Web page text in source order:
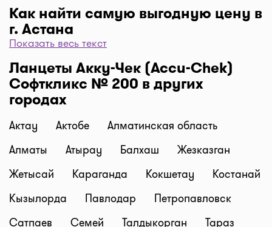
Как найти самую выгодную цену в
г. Астана
Чтобы отфильтровать аптеки по цене, нажмите
"Фильтр", далее "По цене, от 1..." и кнопку
"Выбрать". Самая низкая цена в аптеке перед
вами. Экономьте с помощью сервиса I-teka!
Нужна быстрая доставка лекарств в г. Астана?
Добавляйте нужные препараты по кнопке
"Купить", оформляйте заявку в корзине "Выбрать
аптеку" и наши курьеры доставят препараты
домой или на работу по оптимальной цене.
Средняя цена доставки лекарств на данный
Показать весь текст
Ланцеты Акку-Чек (Accu-Chek)
Софткликс № 200 в других
городах
Актау Актобе
Алматинская область
Алматы
Атырау Балхаш
Жезказган
Жетысай
Караганда Кокшетау
Костанай
Кызылорда
Павлодар
Петропавловск
Сатпаев
Семей Талдыкорган Тараз